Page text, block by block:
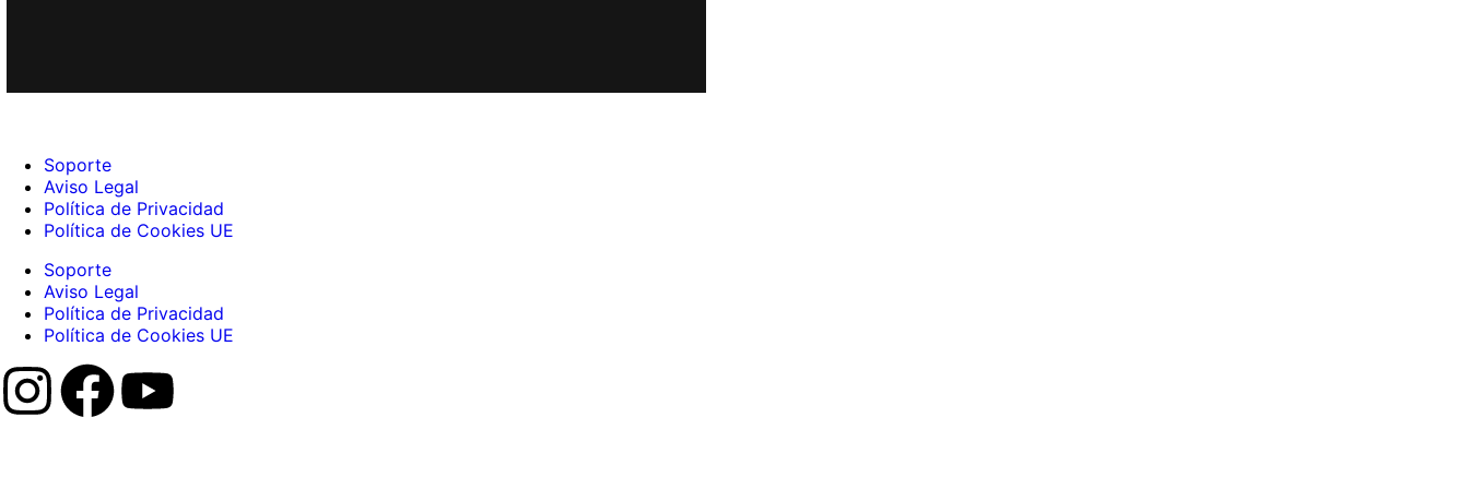
Soporte
Aviso Legal
Política de Privacidad
Política de Cookies UE
Soporte
Aviso Legal
Política de Privacidad
Política de Cookies UE